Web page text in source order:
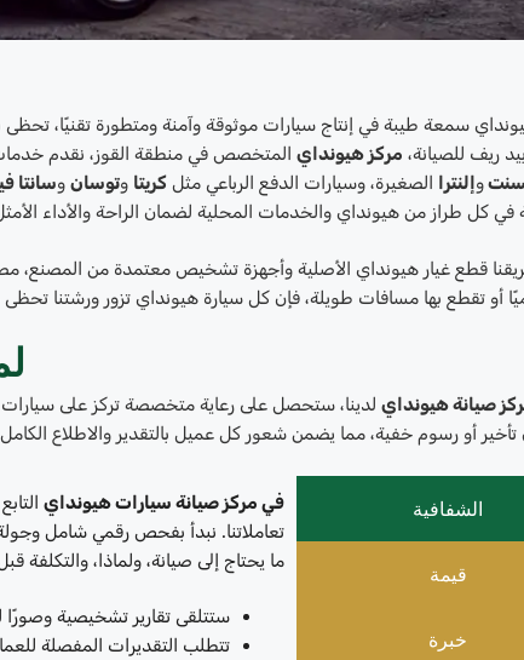
سمعة طيبة في إنتاج سيارات موثوقة وآمنة ومتطورة تقنيًا، تحظى
ريف للصيانة، مركز هيونداي المتخصص في منطقة القوز، نقدم
و إلنترا الصغيرة، وسيارات الدفع الرباعي مثل كريتا وتوسان وسانتا
كل طراز من هيونداي والخدمات المحلية لضمان الراحة والأداء
قطع غيار هيونداي الأصلية وأجهزة تشخيص معتمدة من المصنع،
أو تقطع بها مسافات طويلة، فإن كل سيارة هيونداي تزور ورشتنا تحظى
صيانة هيونداي لدينا، ستحصل على رعاية متخصصة تركز على
أو رسوم خفية، مما يضمن شعور كل عميل بالتقدير والاطلاع
الشفافية
قيمة
خبرة
في مركز صيانة سيارات هيونداي
تعاملاتنا. نبدأ بفحص رقمي شامل
ما يحتاج إلى صيانة، ولماذا، والتكلفة
ستتلقى تقارير تشخيصية وصورًا
تتطلب التقديرات المفصلة